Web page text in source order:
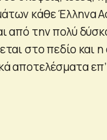
κάθε Έλληνα
από την πολύ
στο πεδίο και
αποτελέσματα